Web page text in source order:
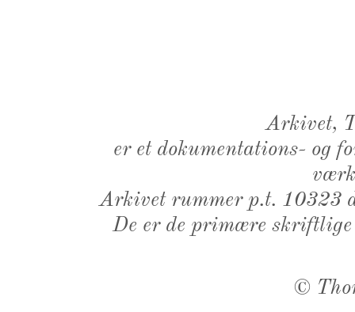
Arkivet,
er et dokumentations- og
Arkivet rummer p.t. 10323
De er de primære
©